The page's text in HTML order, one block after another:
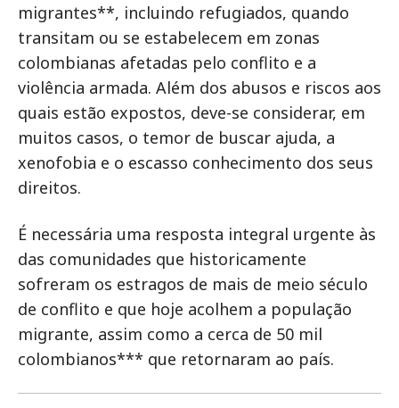
migrantes**, incluindo refugiados, quando
transitam ou se estabelecem em zonas
colombianas afetadas pelo conflito e a
violência armada. Além dos abusos e riscos aos
quais estão expostos, deve-se considerar, em
muitos casos, o temor de buscar ajuda, a
xenofobia e o escasso conhecimento dos seus
direitos.
É necessária uma resposta integral urgente às
das comunidades que historicamente
sofreram os estragos de mais de meio século
de conflito e que hoje acolhem a população
migrante, assim como a cerca de 50 mil
colombianos*** que retornaram ao país.